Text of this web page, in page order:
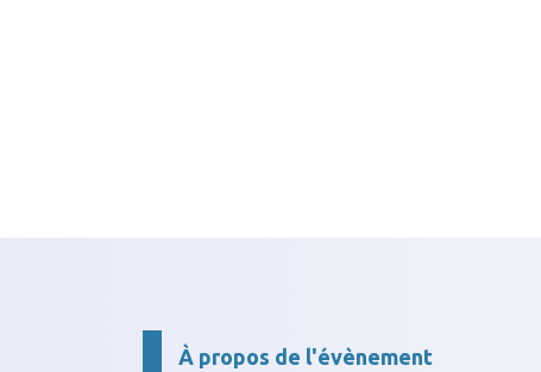
À propos de l'évènement